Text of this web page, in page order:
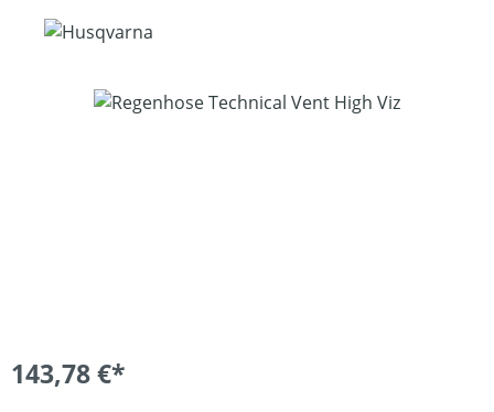
Bildergalerie überspringen
143,78 €*